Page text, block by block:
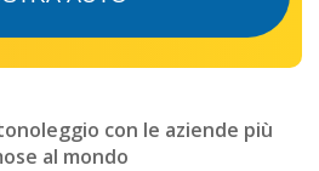
con le aziende più
al mondo